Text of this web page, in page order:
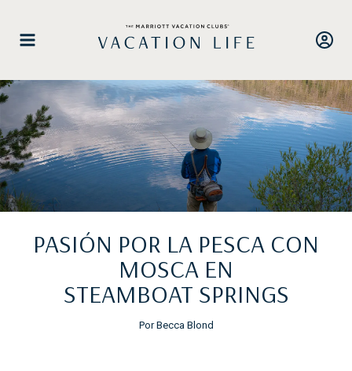
contenido
PASIÓN POR LA PESCA CON
MOSCA EN
STEAMBOAT SPRINGS
Por Becca Blond